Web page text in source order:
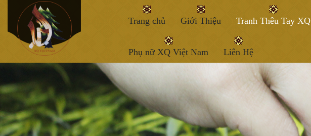
Trang chủ Giới Thiệu Tranh Thêu Tay XQ
Phụ nữ XQ Việt Nam Liên Hệ